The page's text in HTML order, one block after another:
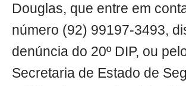
Douglas, que entre em
número (92) 99197-3493,
denúncia do 20º DIP, ou
Secretaria de Estado de